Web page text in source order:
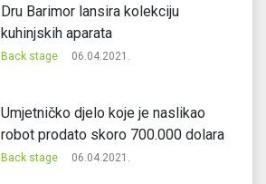
Dru Barimor lansira kolekciju
kuhinjskih aparata
Back stage 06.04.2021.
Umjetničko djelo koje je naslikao
robot prodato skoro 700.000 dolara
Back stage 06.04.2021.